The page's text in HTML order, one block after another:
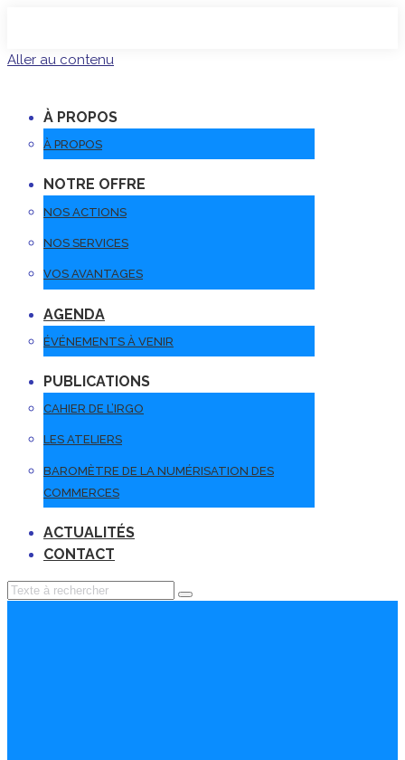
Aller au contenu
À PROPOS
À PROPOS
NOTRE OFFRE
NOS ACTIONS
NOS SERVICES
VOS AVANTAGES
AGENDA
ÉVÉNEMENTS À VENIR
PUBLICATIONS
CAHIER DE L’IRGO
LES ATELIERS
BAROMÈTRE DE LA NUMÉRISATION DES
COMMERCES
ACTUALITÉS
CONTACT